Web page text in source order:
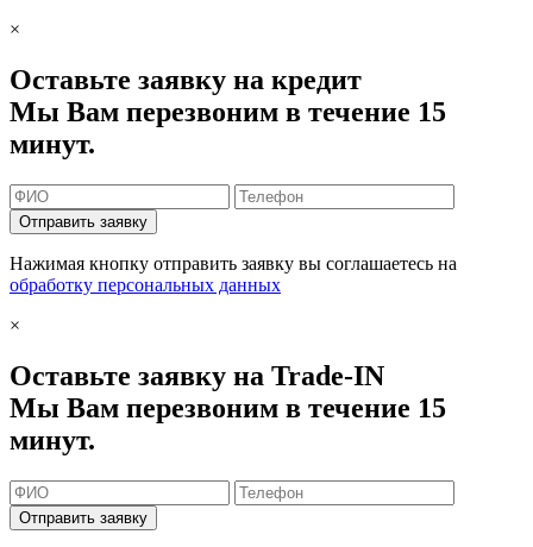
×
Оставьте заявку на кредит
Мы Вам перезвоним в течение 15
минут.
Отправить заявку
Нажимая кнопку отправить заявку вы соглашаетесь на
обработку персональных данных
×
Оставьте заявку на Trade-IN
Мы Вам перезвоним в течение 15
минут.
Отправить заявку